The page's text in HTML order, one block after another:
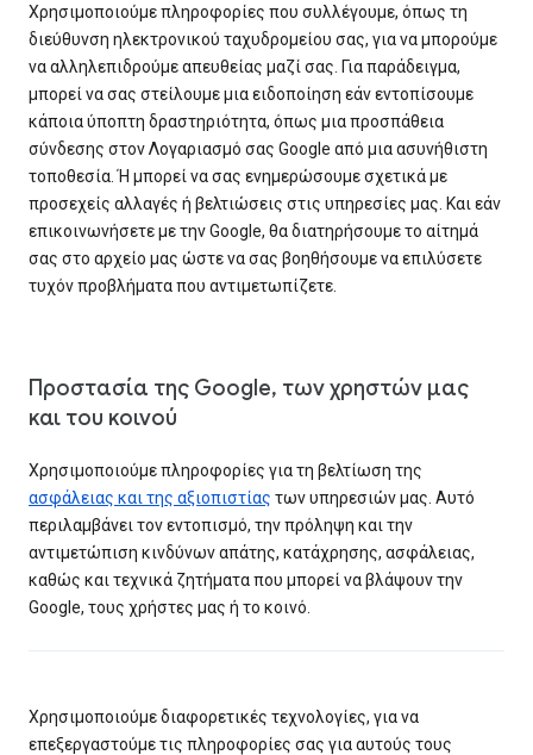
Χρησιμοποιούμε πληροφορίες που συλλέγουμε, όπως τη
διεύθυνση ηλεκτρονικού ταχυδρομείου σας, για να μπορούμε
να αλληλεπιδρoύμε απευθείας μαζί σας. Για παράδειγμα,
μπορεί να σας στείλουμε μια ειδοποίηση εάν εντοπίσουμε
κάποια ύποπτη δραστηριότητα, όπως μια προσπάθεια
σύνδεσης στον Λογαριασμό σας Google από μια ασυνήθιστη
τοποθεσία. Ή μπορεί να σας ενημερώσουμε σχετικά με
προσεχείς αλλαγές ή βελτιώσεις στις υπηρεσίες μας. Και εάν
επικοινωνήσετε με την Google, θα διατηρήσουμε το αίτημά
σας στο αρχείο μας ώστε να σας βοηθήσουμε να επιλύσετε
τυχόν προβλήματα που αντιμετωπίζετε.
Προστασία της Google, των χρηστών μας
και του κοινού
Χρησιμοποιούμε πληροφορίες για τη βελτίωση της
ασφάλειας και της αξιοπιστίας των υπηρεσιών μας. Αυτό
περιλαμβάνει τον εντοπισμό, την πρόληψη και την
αντιμετώπιση κινδύνων απάτης, κατάχρησης, ασφάλειας,
καθώς και τεχνικά ζητήματα που μπορεί να βλάψουν την
Google, τους χρήστες μας ή το κοινό.
Χρησιμοποιούμε διαφορετικές τεχνολογίες, για να
επεξεργαστούμε τις πληροφορίες σας για αυτούς τους